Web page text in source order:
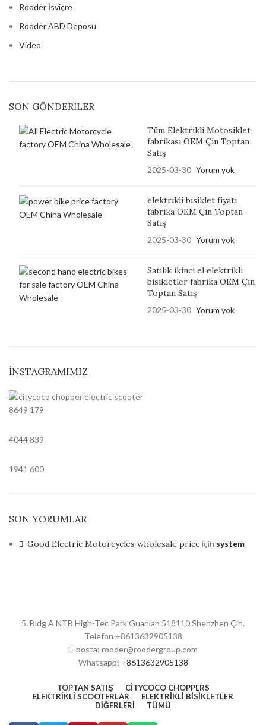
Rooder İsviçre
Rooder ABD Deposu
Video
SON GÖNDERILER
Tüm Elektrikli Motosiklet
fabrikası OEM Çin Toptan
Satış
2025-03-30 Yorum yok
elektrikli bisiklet fiyatı
fabrika OEM Çin Toptan
Satış
2025-03-30 Yorum yok
Satılık ikinci el elektrikli
bisikletler fabrika OEM Çin
Toptan Satış
2025-03-30 Yorum yok
İNSTAGRAMIMIZ
8649 179
4044839
1941 600
SON YORUMLAR
Good Electric Motorcycles wholesale price için system
5. Bldg A NTB High-Tec Park Guanlan 518110 Shenzhen Çin.
Telefon +8613632905138
E-posta: rooder@roodergroup.com
Whatsapp: +8613632905138
TOPTAN SATIŞ
CITYCOCO CHOPPERS
ELEKTRIKLI SCOOTERLAR
ELEKTRİKLİ BİSİKLETLER
DIĞERLERI
TÜMÜ